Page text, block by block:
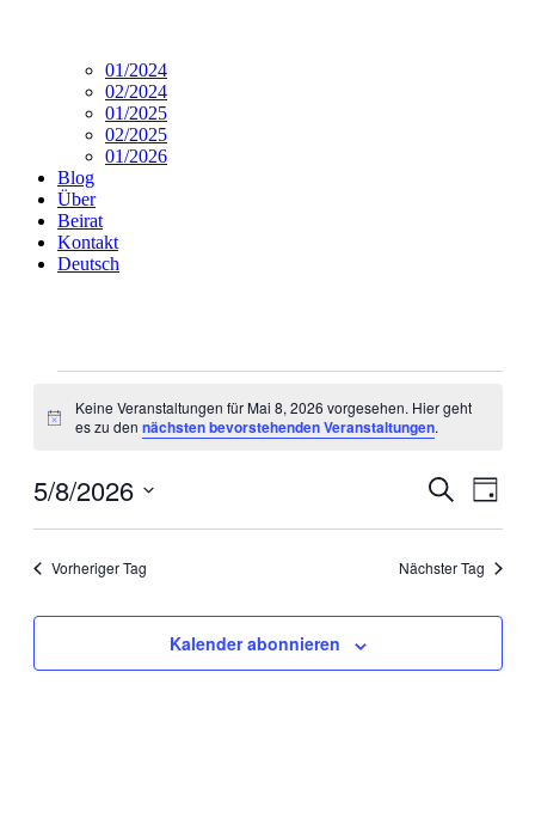
01/2024
02/2024
01/2025
02/2025
01/2026
Blog
Über
Beirat
Kontakt
Deutsch
für
8,
Hinweis
Keine Veranstaltungen für Mai 8, 2026 vorgesehen. Hier geht
es zu dennächsten bevorstehenden Veranstaltungen.
Suche
Tag
5/8/2026
Vorheriger Tag
Nächster Tag
Kalender abonnieren